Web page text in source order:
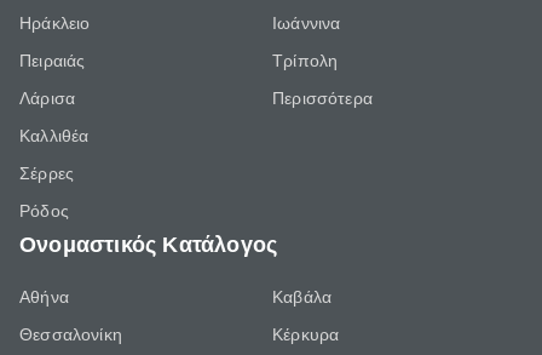
Ηράκλειο
Πειραιάς
Λάρισα
Καλλιθέα
Σέρρες
Ρόδος
Ιωάννινα
Τρίπολη
Περισσότερα
Ονομαστικός Κατάλογος
Αθήνα
Θεσσαλονίκη
Καβάλα
Κέρκυρα